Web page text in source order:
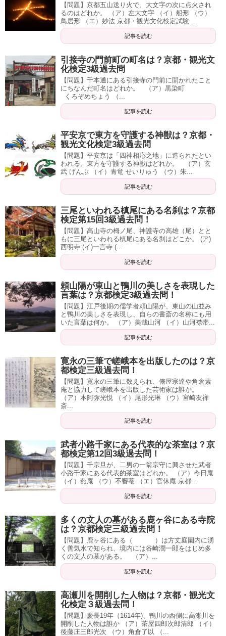
【問題】京都五山送り火で、大文字の次に点火され
るのはどれか。 （ア）左大文字 （イ）船形 （ウ）
鳥居形 （エ）妙法 京都・観光文化検定試験 ...
記事を読む
引接寺の門前町の町名は？京都・観光文
化検定3級過去問
【問題】千本通にある引接寺の門前に開かれたこと
にちなんだ町名はどれか。 （ア）黒染町
くろぞめちょう （...
記事を読む
平安京で東方を守護する神獣は？京都・
観光文化検定3級過去問
【問題】平安京は「四神相応之地」に造られたとい
われる。東方を守護する神獣はどれか。 （ア）玄
武 げんぶ （イ）青竜 せいりゅう （ウ）朱...
記事を読む
三尾といわれる槙尾にある名刹は？京都
検定第15回3級過去問！
【問題】高山寺の栂ノ尾、神護寺の高雄（尾）とと
もに三尾といわれる槙尾にある名刹はどこか。 (ア)
西明寺 (イ)一言寺 (...
記事を読む
頼山陽が東山と鴨川の美しさを表現した
言葉は？京都検定3級過去問！
【問題】江戸後期の儒学者頼山陽が、東山の山並み
と鴨川の美しさを表現し、自らの書斎の名称にも用
いた言葉は何か。 （ア）美哉山河 （イ）山河襟帯...
記事を読む
寛永の三筆で嵯峨本を出版したのは？京
都検定三級過去問！
【問題】寛永の三筆に数えられ、俵屋宗達や角倉素
庵と協力して嵯峨本を出版した芸術家は誰か。
（ア）本阿弥光悦 （イ）尾形光琳 （ウ）宮崎友禅
斎...
記事を読む
武者小路千家にある代表的な茶室は？京
都検定第12回3級過去問！
【問題】千宗旦が、二男の一翁宗守に興させた武者
小路千家にある代表的茶室はどれか。 （ア）今日庵
（イ）燕庵 （ウ）不審菴 （エ）官休庵 京都...
記事を読む
多くの文人の墓がある鹿ヶ谷にある寺院
は？京都検定三級過去問！
【問題】鹿ヶ谷にある（ ）は方丈庭園内に湧
く善気水で知られ、境内には谷崎潤一郎をはじめ多
くの文人の墓がある。 （ア）...
記事を読む
高瀬川を開削した人物は？京都・観光文
化検定３級過去問！
【問題】慶長19年（1614年)、鴨川の西側に高瀬川を
開削した人物は誰か （ア）茶屋四郎次郎清郎 （イ）
後藤庄三郎光次 （ウ）角倉了以 （...